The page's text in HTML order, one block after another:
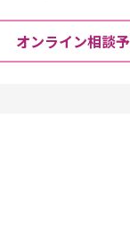
オンライン相談